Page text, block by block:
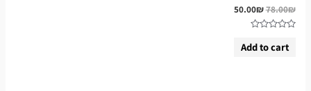
78.00₪
50.00₪
out
Add to cart